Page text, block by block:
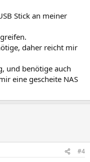
Stick an meiner
daher reicht mir
und benötige auch
eine gescheite NAS
#4